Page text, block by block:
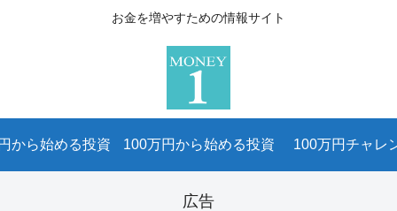
お金を増やすための情報サイト
から始める投資 100万円から始める投資 100万円チャレ
広告